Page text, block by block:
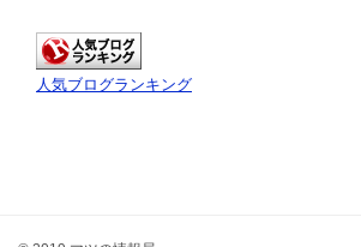
人気ブログランキング